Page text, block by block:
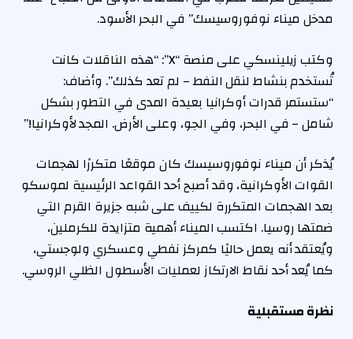
مدخل ميناء نوفوروسيسك” في البحر الأسود.
وكتب زيلينسكي على منصة “X”: “هذه الناقلات كانت
تُستخدم بنشاط لنقل النفط – لم تعد كذلك”. وأضاف:
“ستستمر قدرات أوكرانيا بعيدة المدى في التطور بشكل
شامل – في البحر، وفي الجو، وعلى الأرض. المجد لأوكرانيا!”
يُذكر أن ميناء نوفوروسيسك كان موقعًا متكررًا لهجمات
القوات الأوكرانية، وقد أصبح أحد القواعد الرئيسية لموسكو
بعد الهجمات المتكررة لكييف على شبه جزيرة القرم التي
ضمتها روسيا. اكتسب الميناء أهمية متزايدة للكرملين،
ويُعتقد أنه يعمل حاليًا كمركز نفطي وعسكري ولوجستي،
كما يُعد أحد نقاط الارتكاز لعمليات الأسطول الظلي الروسي.
نظرة مستقبلية